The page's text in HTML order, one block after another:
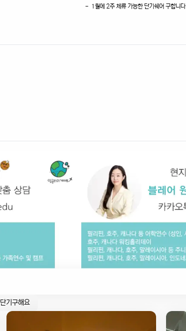
- 1월에 2주 체류 가능한 단기쉐어 구합니다
단기구해요